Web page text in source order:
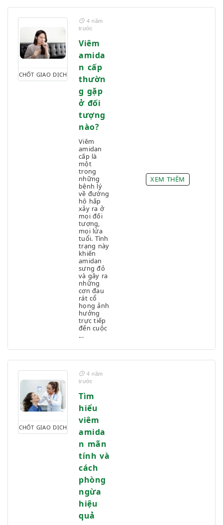
CHỐT GIAO DỊCH
4 năm
trước
Viêm
amida
n cấp
thườn
g gặp
ở đối
tượng
nào?
Viêm
amidan
cấp là
một
trong
những
bệnh lý
về đường
hô hấp
xảy ra ở
mọi đối
tượng,
mọi lứa
tuổi. Tình
trạng này
khiến
amidan
sưng đỏ
và gây ra
những
cơn đau
rát cổ
họng ảnh
hưởng
trực tiếp
đến cuộc
...
XEM THÊM
CHỐT GIAO DỊCH
4 năm
trước
Tìm
hiểu
viêm
amida
n mãn
tính và
cách
phòng
ngừa
hiệu
quả